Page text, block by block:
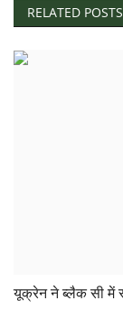
RELATED POSTS
यूक्रेन ने ब्लैक सी में